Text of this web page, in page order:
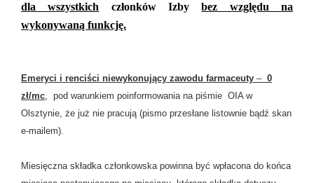
dla wszystkich członków Izbybez względu na
wykonywaną funkcję.
Emeryci i renciści niewykonujący zawodu farmaceuty – 0
zł/mc, pod warunkiem poinformowania na piśmie OIA w
Olsztynie, że już nie pracują (pismo przesłane listownie bądź skan
e-mailem).
Miesięczna składka członkowska powinna być wpłacona do końca